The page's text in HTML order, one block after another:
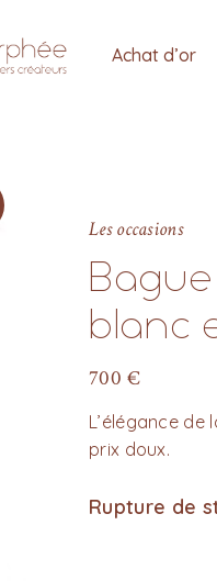
Achat d’or
Les occasions
blanc
700 €
L’élégance
prix doux.
Rupture de